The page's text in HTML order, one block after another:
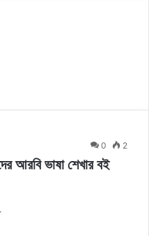
0 2
আরবি ভাষা শেখার বই